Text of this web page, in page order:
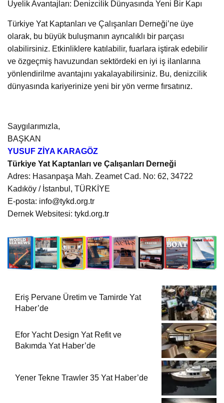
Üyelik Avantajları: Denizcilik Dünyasında Yeni Bir Kapı
Türkiye Yat Kaptanları ve Çalışanları Derneği’ne üye
olarak, bu büyük buluşmanın ayrıcalıklı bir parçası
olabilirsiniz. Etkinliklere katılabilir, fuarlara iştirak edebilir
ve özgeçmiş havuzundan sektördeki en iyi iş ilanlarına
yönlendirilme avantajını yakalayabilirsiniz. Bu, denizcilik
dünyasında kariyerinize yeni bir yön verme fırsatınız.
Saygılarımızla,
BAŞKAN
YUSUF ZİYA KARAGÖZ
Türkiye Yat Kaptanları ve Çalışanları Derneği
Adres: Hasanpaşa Mah. Zeamet Cad. No: 62, 34722
Kadıköy / İstanbul, TÜRKİYE
E-posta: info@tykd.org.tr
Dernek Websitesi: tykd.org.tr
Eriş Pervane Üretim ve Tamirde Yat
Haber’de
Efor Yacht Design Yat Refit ve
Bakımda Yat Haber’de
Yener Tekne Trawler 35 Yat Haber’de